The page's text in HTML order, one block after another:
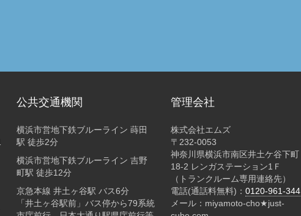
公共交通機関
横浜市営地下鉄ブルーライン 蒔田
駅 徒歩2分
横浜市営地下鉄ブルーライン 吉野
町駅 徒歩12分
京急本線 井土ヶ谷駅 バス6分
「井土ヶ谷駅前」バス停から79系統
管理会社
株式会社エムズ
〒232-0053
神奈川県横浜市南区井土ケ谷下町
18-2 レンガステーション1Ｆ
（トランクルーム専用連絡先）
電話(通話料無料)： 0120-961-344
メール：miyamoto-cho★just-